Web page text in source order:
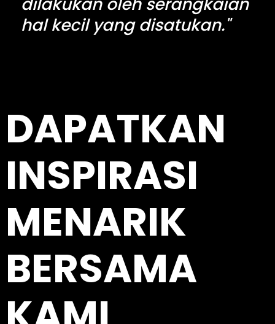
hal kecil yang disatukan."
DAPATKAN
INSPIRASI
MENARIK
BERSAMA